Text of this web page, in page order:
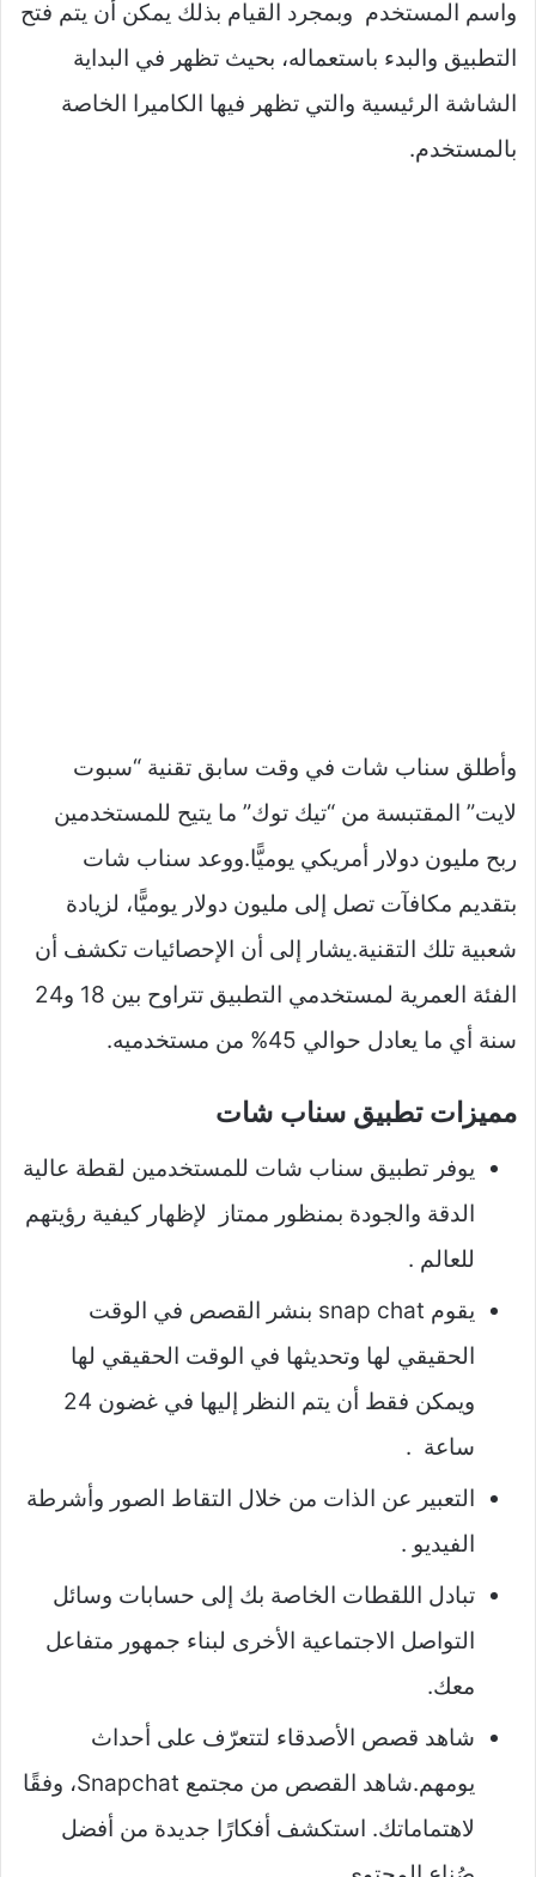
واسم المستخدم وبمجرد القيام بذلك يمكن أن يتم فتح
التطبيق والبدء باستعماله، بحيث تظهر في البداية
الشاشة الرئيسية والتي تظهر فيها الكاميرا الخاصة
بالمستخدم.
وأطلق سناب شات في وقت سابق تقنية “سبوت
لايت” المقتبسة من “تيك توك” ما يتيح للمستخدمين
ربح مليون دولار أمريكي يوميًّا.ووعد سناب شات
بتقديم مكافآت تصل إلى مليون دولار يوميًّا، لزيادة
شعبية تلك التقنية.يشار إلى أن الإحصائيات تكشف أن
الفئة العمرية لمستخدمي التطبيق تتراوح بين 18 و24
سنة أي ما يعادل حوالي 45% من مستخدميه.
مميزات تطبيق سناب شات
يوفر تطبيق سناب شات للمستخدمين لقطة عالية
الدقة والجودة بمنظور ممتاز لإظهار كيفية رؤيتهم
للعالم .
يقوم snap chat بنشر القصص في الوقت
الحقيقي لها وتحديثها في الوقت الحقيقي لها
ويمكن فقط أن يتم النظر إليها في غضون 24
ساعة .
التعبير عن الذات من خلال التقاط الصور وأشرطة
الفيديو .
تبادل اللقطات الخاصة بك إلى حسابات وسائل
التواصل الاجتماعية الأخرى لبناء جمهور متفاعل
معك.
شاهد قصص الأصدقاء لتتعرّف على أحداث
يومهم.شاهد القصص من مجتمع Snapchat، وفقًا
لاهتماماتك. استكشف أفكارًا جديدة من أفضل